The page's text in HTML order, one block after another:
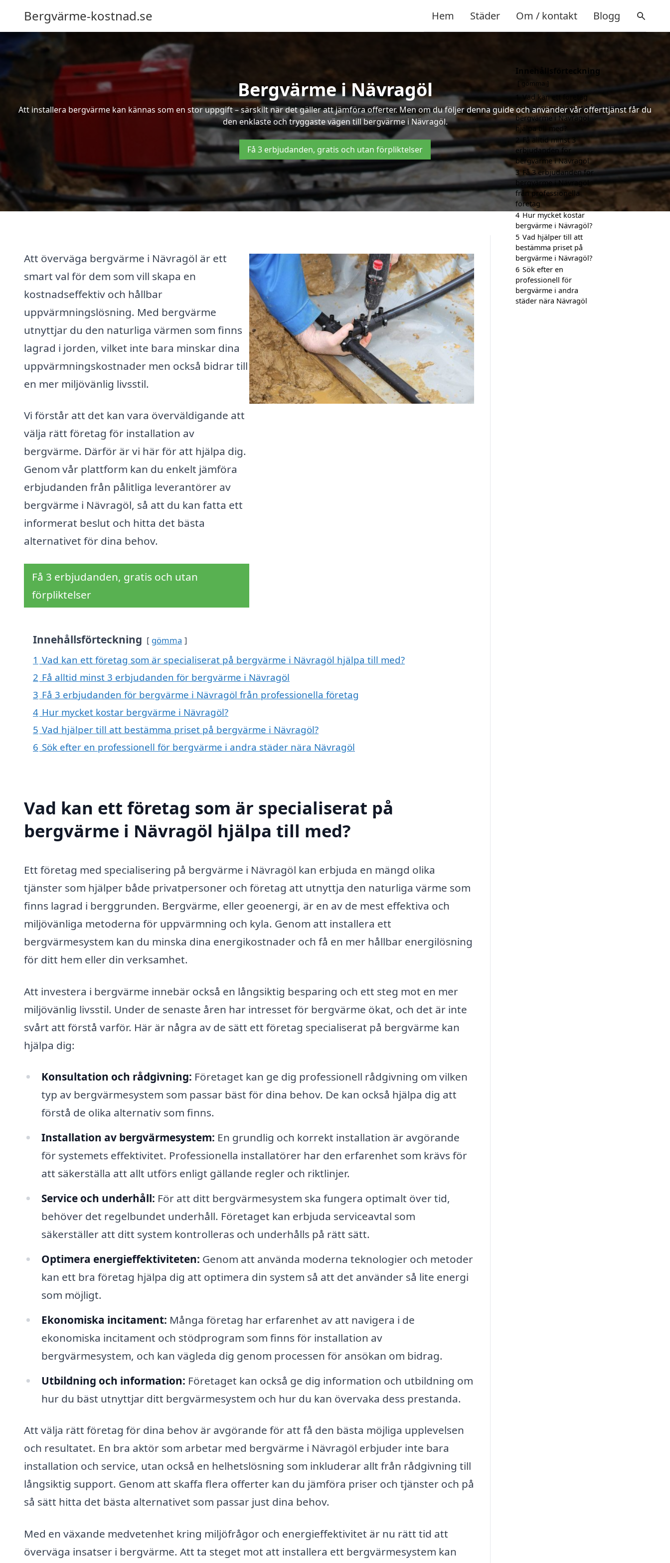
Bergvärme-kostnad.se Hem Städer Om / kontakt Blogg
Bergvärme i Nävragöl
Att installera bergvärme kan kännas som en stor uppgift – särskilt när det gäller att jämföra offerter. Men om du följer denna guide och använder vår offerttjänst får du
den enklaste och tryggaste vägen till bergvärme i Nävragöl.
Få 3 erbjudanden, gratis och utan förpliktelser
Att överväga bergvärme i Nävragöl är ett
smart val för dem som vill skapa en
kostnadseffektiv och hållbar
uppvärmningslösning. Med bergvärme
utnyttjar du den naturliga värmen som finns
lagrad i jorden, vilket inte bara minskar dina
uppvärmningskostnader men också bidrar till
en mer miljövänlig livsstil.
Vi förstår att det kan vara överväldigande att
välja rätt företag för installation av
bergvärme. Därför är vi här för att hjälpa dig.
Genom vår plattform kan du enkelt jämföra
erbjudanden från pålitliga leverantörer av
bergvärme i Nävragöl, så att du kan fatta ett
informerat beslut och hitta det bästa
alternativet för dina behov.
Få 3 erbjudanden, gratis och utan
förpliktelser
Innehållsförteckning gömma
1 Vad kan ett företag som är specialiserat på bergvärme i Nävragöl hjälpa till med?
2 Få alltid minst 3 erbjudanden för bergvärme i Nävragöl
3 Få 3 erbjudanden för bergvärme i Nävragöl från professionella företag
4 Hur mycket kostar bergvärme i Nävragöl?
5 Vad hjälper till att bestämma priset på bergvärme i Nävragöl?
6 Sök efter en professionell för bergvärme i andra städer nära Nävragöl
Vad kan ett företag som är specialiserat på
bergvärme i Nävragöl hjälpa till med?
Ett företag med specialisering på bergvärme i Nävragöl kan erbjuda en mängd olika
tjänster som hjälper både privatpersoner och företag att utnyttja den naturliga värme som
finns lagrad i berggrunden. Bergvärme, eller geoenergi, är en av de mest effektiva och
miljövänliga metoderna för uppvärmning och kyla. Genom att installera ett
bergvärmesystem kan du minska dina energikostnader och få en mer hållbar energilösning
för ditt hem eller din verksamhet.
Att investera i bergvärme innebär också en långsiktig besparing och ett steg mot en mer
miljövänlig livsstil. Under de senaste åren har intresset för bergvärme ökat, och det är inte
svårt att förstå varför. Här är några av de sätt ett företag specialiserat på bergvärme kan
hjälpa dig:
Konsultation och rådgivning: Företaget kan ge dig professionell rådgivning om vilken
typ av bergvärmesystem som passar bäst för dina behov. De kan också hjälpa dig att
förstå de olika alternativ som finns.
Installation av bergvärmesystem: En grundlig och korrekt installation är avgörande
för systemets effektivitet. Professionella installatörer har den erfarenhet som krävs för
att säkerställa att allt utförs enligt gällande regler och riktlinjer.
Service och underhåll: För att ditt bergvärmesystem ska fungera optimalt över tid,
behöver det regelbundet underhåll. Företaget kan erbjuda serviceavtal som
säkerställer att ditt system kontrolleras och underhålls på rätt sätt.
Optimera energieffektiviteten: Genom att använda moderna teknologier och metoder
kan ett bra företag hjälpa dig att optimera din system så att det använder så lite energi
som möjligt.
Ekonomiska incitament: Många företag har erfarenhet av att navigera i de
ekonomiska incitament och stödprogram som finns för installation av
bergvärmesystem, och kan vägleda dig genom processen för ansökan om bidrag.
Utbildning och information: Företaget kan också ge dig information och utbildning om
hur du bäst utnyttjar ditt bergvärmesystem och hur du kan övervaka dess prestanda.
Att välja rätt företag för dina behov är avgörande för att få den bästa möjliga upplevelsen
och resultatet. En bra aktör som arbetar med bergvärme i Nävragöl erbjuder inte bara
installation och service, utan också en helhetslösning som inkluderar allt från rådgivning till
långsiktig support. Genom att skaffa flera offerter kan du jämföra priser och tjänster och på
så sätt hitta det bästa alternativet som passar just dina behov.
Med en växande medvetenhet kring miljöfrågor och energieffektivitet är nu rätt tid att
överväga insatser i bergvärme. Att ta steget mot att installera ett bergvärmesystem kan
Innehållsförteckning
gömma
1 Vad kan ett företag
som är specialiserat på
bergvärme i Nävragöl
hjälpa till med?
2 Få alltid minst 3
erbjudanden för
bergvärme i Nävragöl
3 Få 3 erbjudanden för
bergvärme i Nävragöl
från professionella
företag
4 Hur mycket kostar
bergvärme i Nävragöl?
5 Vad hjälper till att
bestämma priset på
bergvärme i Nävragöl?
6 Sök efter en
professionell för
bergvärme i andra
städer nära Nävragöl